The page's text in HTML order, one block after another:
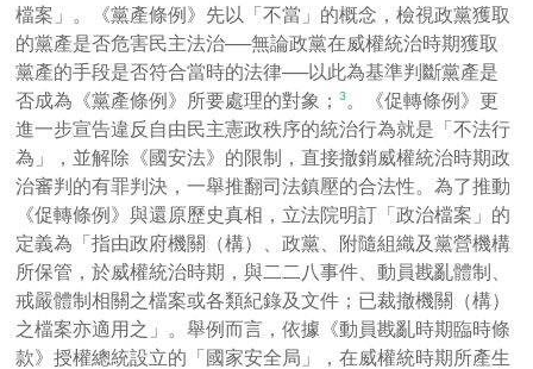
檔案」。《黨產條例》先以「不當」的概念，檢視政黨獲取
的黨產是否危害民主法治──無論政黨在威權統治時期獲取
黨產的手段是否符合當時的法律──以此為基準判斷黨產是
否成為《黨產條例》所要處理的對象；3
《促轉條例》更
進一步宣告違反自由民主憲政秩序的統治行為就是「不法行
為」，並解除《國安法》的限制，直接撤銷威權統治時期政
治審判的有罪判決，一舉推翻司法鎮壓的合法性。為了推動
《促轉條例》與還原歷史真相，立法院明訂「政治檔案」的
定義為「指由政府機關（構）、政黨、附隨組織及黨營機構
所保管，於威權統治時期，與二二八事件、動員戡亂體制、
戒嚴體制相關之檔案或各類紀錄及文件；已裁撤機關（構）
之檔案亦適用之」。舉例而言，依據《動員戡亂時期臨時條
款》授權總統設立的「國家安全局」，在威權統時期所產生